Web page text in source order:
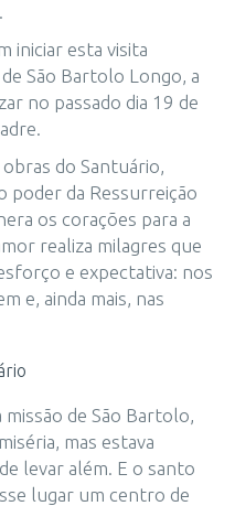
iniciar esta visita
São Bartolo Longo, a
no passado dia 19 de
do Santuário,
poder da Ressurreição
os corações para a
realiza milagres que
e expectativa: nos
e, ainda mais, nas
de São Bartolo,
mas estava
levar além. E o santo
lugar um centro de